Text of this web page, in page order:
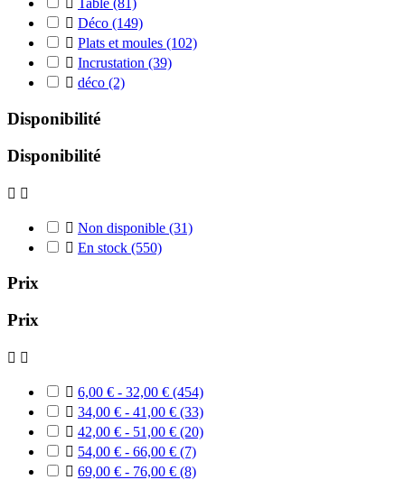
 Table (81)
 Déco (149)
 Plats et moules (102)
 Incrustation (39)
 déco (2)
Disponibilité
Disponibilité
 
 Non disponible (31)
 En stock (550)
Prix
Prix
 
 6,00 € - 32,00 € (454)
 34,00 € - 41,00 € (33)
 42,00 € - 51,00 € (20)
 54,00 € - 66,00 € (7)
 69,00 € - 76,00 € (8)